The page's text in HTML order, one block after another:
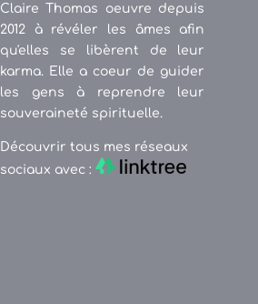
Claire Thomas oeuvre depuis
2012 à révéler les âmes afin
qu'elles se libèrent de leur
karma. Elle a coeur de guider
les gens à reprendre leur
souveraineté spirituelle.
Découvrir tous mes réseaux
sociaux avec :